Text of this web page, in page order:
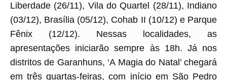
Liberdade (26/11), Vila do Quartel (28/11), Indiano
(03/12), Brasília (05/12), Cohab II (10/12) e Parque
Fênix (12/12). Nessas localidades, as
apresentações iniciarão sempre às 18h. Já nos
distritos de Garanhuns, ‘A Magia do Natal’ chegará
em três quartas-feiras, com início em São Pedro